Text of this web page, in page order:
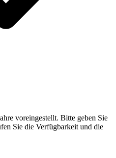
voreingestellt. Bitte geben Sie
Sie die Verfügbarkeit und die